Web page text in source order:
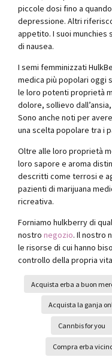
piccole dosi fino a
depressione. Altri
appetito. I suoi munchies
di nausea.
I semi femminizzati
medica più popolari oggi
le loro potenti proprietà
dolore, sollievo
Sono anche noti per
una scelta popolare tra i
Oltre alle loro proprietà
loro sapore e aroma
descritti come terrosi e
pazienti di marijuana
ricreativa.
Forniamo hulkberry di
nostro negozio. Il nostro
le risorse di cui hanno
controllo della propria
Acquista erba a buon
Acquista la ganja
Cannbis for you
Compra erba